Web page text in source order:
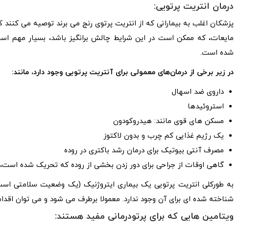
درمان انتریت پرتویی:
پزشکان اغلب به بیمارانی که از انتریت پرتوی رنج می برند توصیه می
مایعات، که ممکن است در این شرایط چالش برانگیز باشد، بسیار مهم
شده است.
در زیر برخی از درمان‌های معمولی برای آنتریت پرتویی وجود دارد، مانند:
داروی ضد اسهال
استروئیدها
مسکن های قوی مانند: هیدروکودون
یک رژیم غذایی کم چرب و بدون لاکتوز
مصرف آنتی بیوتیک برای درمان رشد باکتری در روده
گاهی اوقات از جراحی برای دور زدن بخشی از روده که تحریک شده
به طورکلی انتریت پرتویی یک بیماری ایتروژنیک (یک وضعیت
شناخته شده ای برای آن وجود ندارد. معمولا برطرف می شود و می توان
ویتامین هایی که برای پرتودرمانی مفید هستند: